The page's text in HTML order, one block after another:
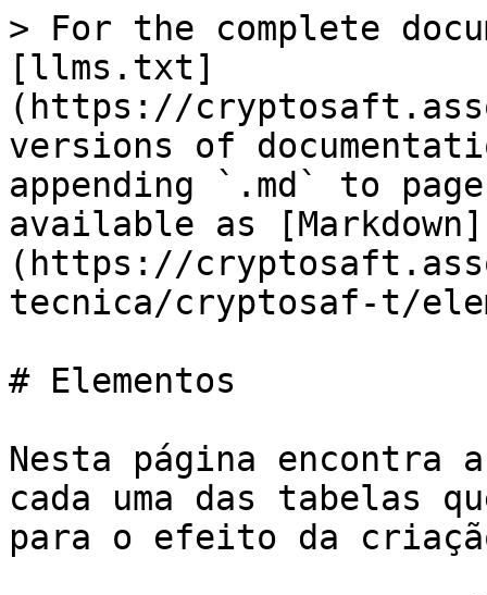
> For the complete
[llms.txt]
(https://
versions of
appending `.md` to
available as [Markdown]
(https://
tecnica/cryptosaf-t/
# Elementos
Nesta página encontra
cada uma das tabelas
para o efeito da